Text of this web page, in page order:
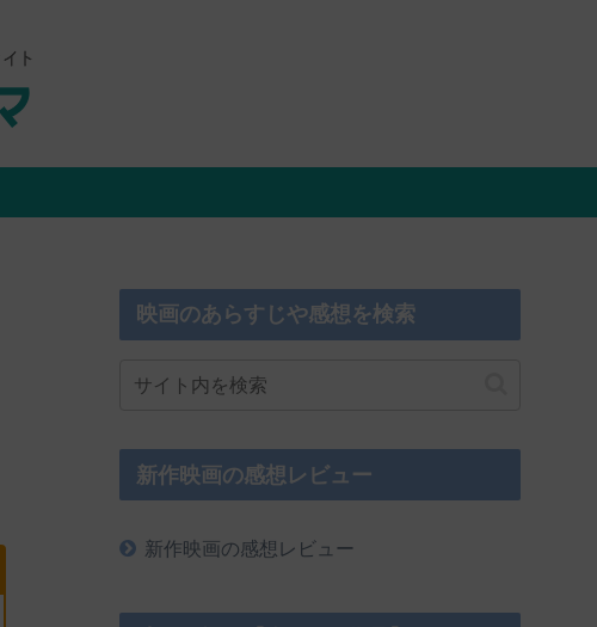
映画のあらすじや感想を検索
新作映画の感想レビュー
新作映画の感想レビュー